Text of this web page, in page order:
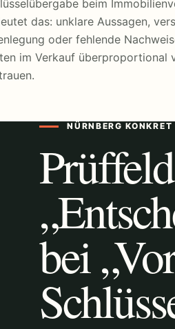
beim
das: unklare Aussagen,
oder fehlende
im Verkauf überproportional
NÜRNBERG KONKRET
Prüffeld
bei